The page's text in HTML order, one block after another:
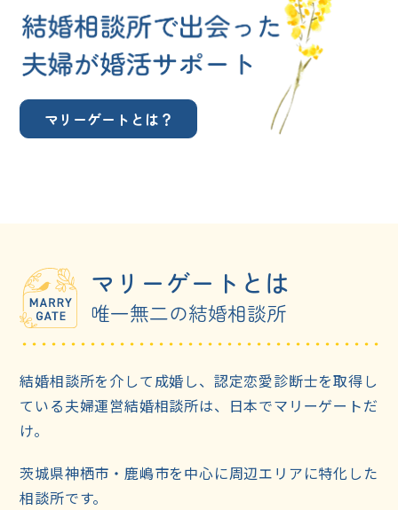
マリーゲートとは？
マリーゲートとは
唯一無二の結婚相談所
結婚相談所を介して成婚し、認定恋愛診断士を取得し
ている夫婦運営結婚相談所は、日本でマリーゲートだ
け。
茨城県神栖市・鹿嶋市を中心に周辺エリアに特化した
相談所です。